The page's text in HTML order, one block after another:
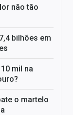
não tão
bilhões em
mil na
o martelo